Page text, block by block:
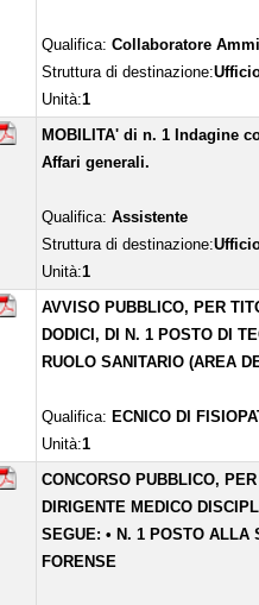
Qualifica: Collaboratore
Struttura di destinazione:
Unità:1
MOBILITA' di n. 1 Indagine
Affari generali.
Qualifica: Assistente
Struttura di destinazione:
Unità:1
AVVISO PUBBLICO, PER
DODICI, DI N. 1 POSTO DI
RUOLO SANITARIO (AREA
Qualifica: ECNICO DI
Unità:1
CONCORSO PUBBLICO,
DIRIGENTE MEDICO
SEGUE: • N. 1 POSTO ALLA
FORENSE